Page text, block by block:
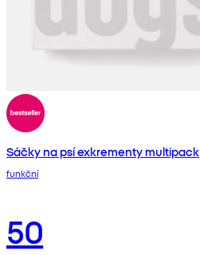
Sáčky na psí exkrementy multipack
funkční
50